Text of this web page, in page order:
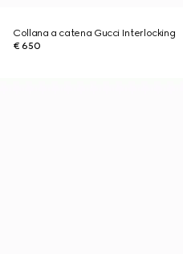
Collana a catena Gucci Interlocking
€ 650